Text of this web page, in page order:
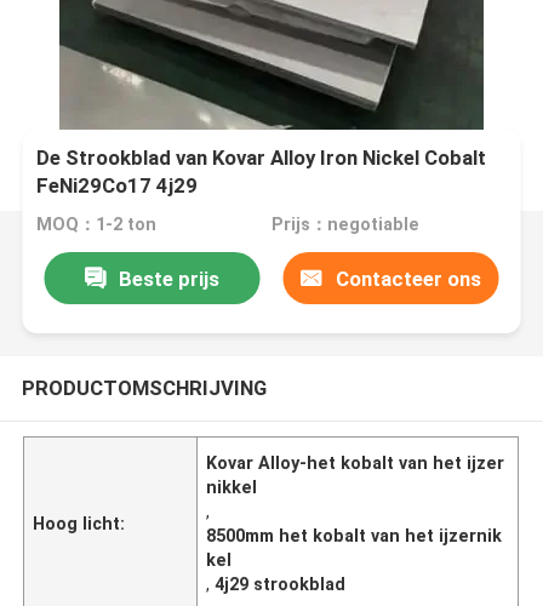
De Strookblad van Kovar Alloy Iron Nickel Cobalt
FeNi29Co17 4j29
MOQ：1-2 ton Prijs：negotiable
Beste prijs Contacteer ons
PRODUCTOMSCHRIJVING
Hoog licht:
Kovar Alloy-het kobalt van het ijzer
nikkel
,
8500mm het kobalt van het ijzernik
kel
,4j29 strookblad